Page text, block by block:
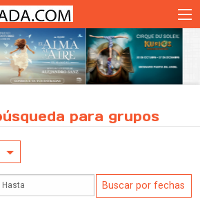
para grupos